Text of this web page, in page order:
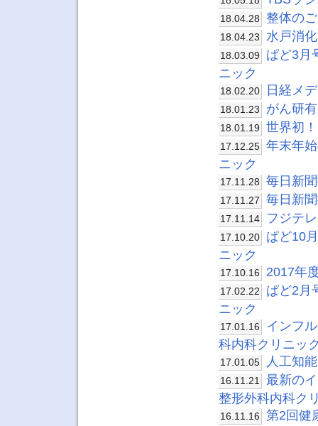
18.04.28 整体の
18.04.23 水戸消
18.03.09
ぱど3月
ニック
18.02.20 日経メ
18.01.23 がん研
18.01.19 世界初
17.12.25 年末年
ニック
17.11.28 毎日新
17.11.27 毎日新
17.11.14 フジテ
17.10.20
ぱど10
ニック
17.10.16 2017年
17.02.22
ぱど2月
ニック
17.01.16
インフ
科内科クリニッ
17.01.05 人工知
16.11.21 最新の
整形外科内科ク
16.11.16 第2回健